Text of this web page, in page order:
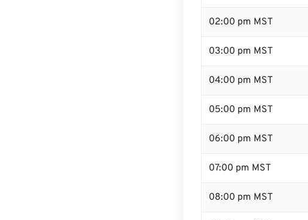
02:00 pm MST
03:00 pm MST
04:00 pm MST
05:00 pm MST
06:00 pm MST
07:00 pm MST
08:00 pm MST